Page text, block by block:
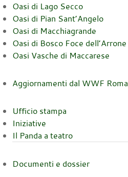
Oasi di Lago Secco
Oasi di Pian Sant’Angelo
Oasi di Macchiagrande
Oasi di Bosco Foce dell’Arrone
Oasi Vasche di Maccarese
Aggiornamenti dal WWF Roma
Ufficio stampa
Iniziative
Il Panda a teatro
Documenti e dossier